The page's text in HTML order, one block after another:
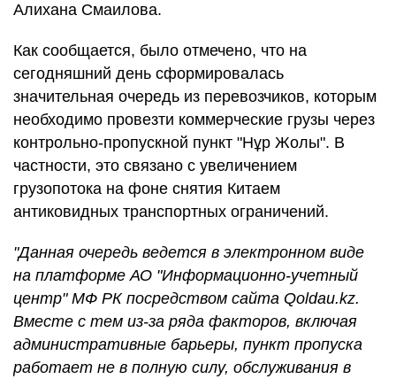
Алихана Смаилова.
Как сообщается, было отмечено, что на
сегодняшний день сформировалась
значительная очередь из перевозчиков, которым
необходимо провезти коммерческие грузы через
контрольно-пропускной пункт "Нұр Жолы". В
частности, это связано с увеличением
грузопотока на фоне снятия Китаем
антиковидных транспортных ограничений.
"Данная очередь ведется в электронном виде
на платформе АО "Информационно-учетный
центр" МФ РК посредством сайта Qoldau.kz.
Вместе с тем из-за ряда факторов, включая
административные барьеры, пункт пропуска
работает не в полную силу, обслуживания в